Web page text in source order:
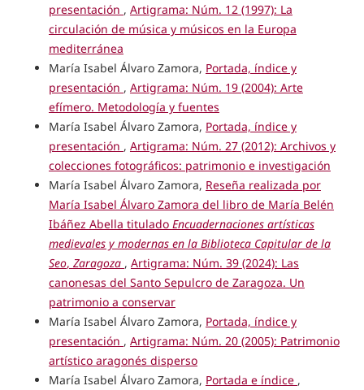
presentación , Artigrama: Núm. 12 (1997): La
circulación de música y músicos en la Europa
mediterránea
María Isabel Álvaro Zamora, Portada, índice y
presentación , Artigrama: Núm. 19 (2004): Arte
efímero. Metodología y fuentes
María Isabel Álvaro Zamora, Portada, índice y
presentación , Artigrama: Núm. 27 (2012): Archivos y
colecciones fotográficos: patrimonio e investigación
María Isabel Álvaro Zamora, Reseña realizada por
María Isabel Álvaro Zamora del libro de María Belén
Ibáñez Abella titulado Encuadernaciones artísticas
medievales y modernas en la Biblioteca Capitular de la
Seo, Zaragoza , Artigrama: Núm. 39 (2024): Las
canonesas del Santo Sepulcro de Zaragoza. Un
patrimonio a conservar
María Isabel Álvaro Zamora, Portada, índice y
presentación , Artigrama: Núm. 20 (2005): Patrimonio
artístico aragonés disperso
María Isabel Álvaro Zamora, Portada e índice ,